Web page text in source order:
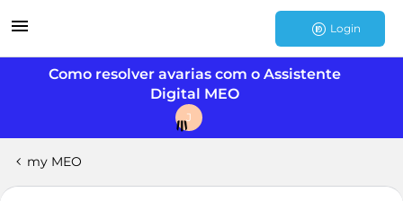
Login
Como resolver avarias com o Assistente
Digital MEO
J
my MEO